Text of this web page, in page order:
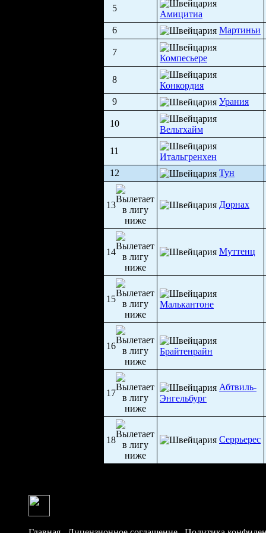
5
Амицитиа
6
Мартиньи
7
Компесьере
8
Конкордия
9
Урания
10
Вельтхайм
11
Итальгренхен
12
Тун
13 Дорнах
14 Муттенц
15
Малькантоне
16
Брайтенрайн
17
Абтвиль-
Энгельбург
18 Серрьерес